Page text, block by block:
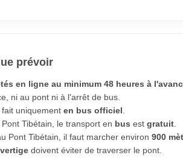
prévoir
en ligne au minimum 48 heures à
ni au pont ni à l'arrêt de bus.
uniquement en bus officiel
Tibétain, le transport en bus est gratuit.
Pont Tibétain, il faut marcher environ 900
vertigedoivent éviter de traverser le pont.